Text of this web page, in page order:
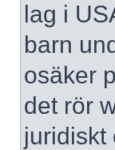
lag i
barn
osäker
det rör
juridiskt